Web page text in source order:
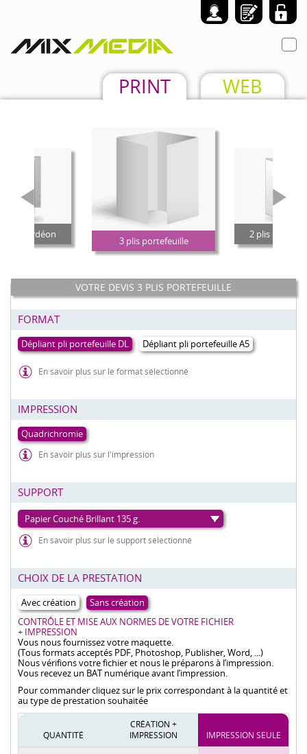
WEB
PRINT
accordéon
3 plis portefeuille
2 plis
VOTRE DEVIS 3 PLIS PORTEFEUILLE
FORMAT
En savoir plus sur le format sélectionné
IMPRESSION
En savoir plus sur l'impression
SUPPORT
Papier Couché Brillant 135 g.
En savoir plus sur le support sélectionné
CHOIX DE LA PRESTATION
CONTRÔLE ET MISE AUX NORMES DE VOTRE FICHIER
+ IMPRESSION
Vous nous fournissez votre maquette.
(Tous formats acceptés PDF, Photoshop, Publisher, Word, ...)
Nous vérifions votre fichier et nous le préparons à l’impression.
Vous recevez un BAT numérique avant l’impression.
Pour commander cliquez sur le prix correspondant à la quantité et
au type de prestation souhaitée
QUANTITÉ
CRÉATION +
IMPRESSION
IMPRESSION SEULE